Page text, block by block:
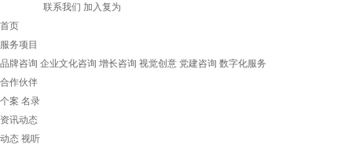
联系我们 加入复为
首页
服务项目
品牌咨询 企业文化咨询 增长咨询 视觉创意 党建咨询 数字化服务
合作伙伴
个案 名录
资讯动态
动态 视听